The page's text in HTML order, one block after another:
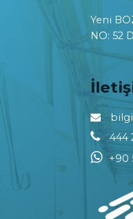
Yeni
NO: 52
444
+90